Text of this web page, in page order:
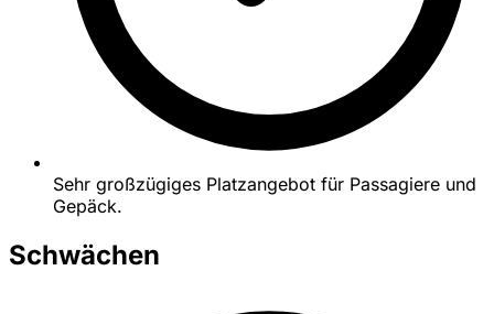
Sehr großzügiges Platzangebot für Passagiere und
Gepäck.
Schwächen